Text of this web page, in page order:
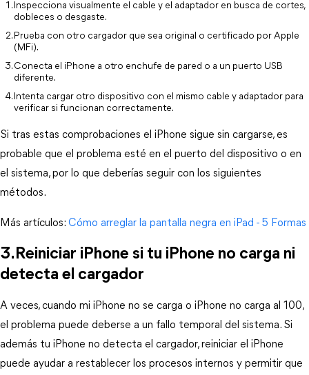
Inspecciona visualmente el cable y el adaptador en busca de cortes,
dobleces o desgaste.
Prueba con otro cargador que sea original o certificado por Apple
(MFi).
Conecta el iPhone a otro enchufe de pared o a un puerto USB
diferente.
Intenta cargar otro dispositivo con el mismo cable y adaptador para
verificar si funcionan correctamente.
Si tras estas comprobaciones el iPhone sigue sin cargarse, es
probable que el problema esté en el puerto del dispositivo o en
el sistema, por lo que deberías seguir con los siguientes
métodos.
Más artículos: Cómo arreglar la pantalla negra en iPad - 5 Formas
3.Reiniciar iPhone si tu iPhone no carga ni
detecta el cargador
A veces, cuando mi iPhone no se carga o iPhone no carga al 100,
el problema puede deberse a un fallo temporal del sistema. Si
además tu iPhone no detecta el cargador, reiniciar el iPhone
puede ayudar a restablecer los procesos internos y permitir que